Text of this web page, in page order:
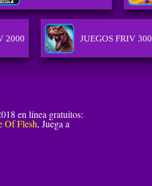
2000 JUEGOS FRIV 300
en línea gratuitos:
Of Flesh, Juega a